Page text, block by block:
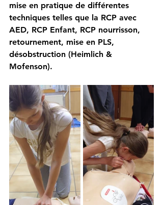
mise en pratique de différentes
techniques telles que la RCP avec
AED, RCP Enfant, RCP nourrisson,
retournement, mise en PLS,
désobstruction (Heimlich &
Mofenson).